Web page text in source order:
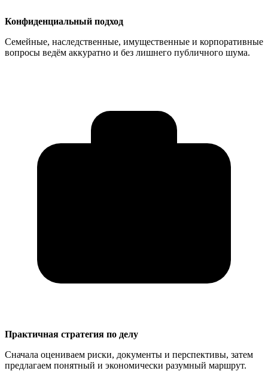
Конфиденциальный подход
Семейные, наследственные, имущественные и корпоративные
вопросы ведём аккуратно и без лишнего публичного шума.
Практичная стратегия по делу
Сначала оцениваем риски, документы и перспективы, затем
предлагаем понятный и экономически разумный маршрут.